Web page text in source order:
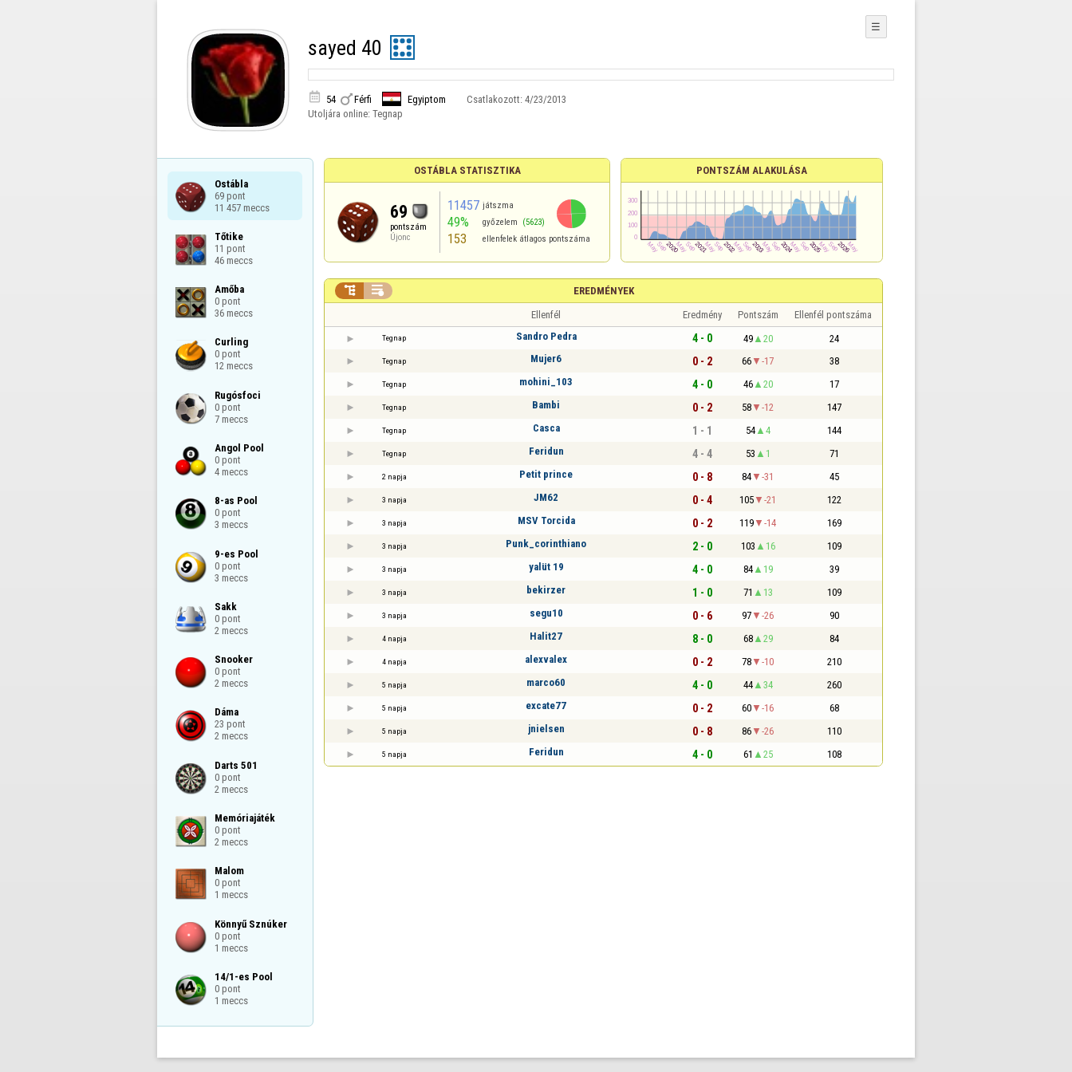
sayed 40
 54 Férfi Egyiptom Csatlakozott: 4/23/2013
Utoljára online: Tegnap
☰
Ostábla
69 pont
11 457 meccs
Tőtike
11 pont
46 meccs
Amőba
0 pont
36 meccs
Curling
0 pont
12 meccs
Rugósfoci
0 pont
7 meccs
Angol Pool
0 pont
4 meccs
8-as Pool
0 pont
3 meccs
9-es Pool
0 pont
3 meccs
Sakk
0 pont
2 meccs
Snooker
0 pont
2 meccs
Dáma
23 pont
2 meccs
Darts 501
0 pont
2 meccs
Memóriajáték
0 pont
2 meccs
Malom
0 pont
1 meccs
Könnyű Sznúker
0 pont
1 meccs
14/1-es Pool
0 pont
1 meccs
OSTÁBLA STATISZTIKA
69
pontszám
Újonc
11457 játszma
49% győzelem (5623)
153 ellenfelek átlagos pontszáma
PONTSZÁM ALAKULÁSA
EREDMÉNYEK
 
Ellenfél Eredmény Pontszám Ellenfél pontszáma
Tegnap Sandro Pedra 4 - 0 49 20 24
Tegnap Mujer6 0 - 2 66 -17 38
Tegnap mohini_103 4 - 0 46 20 17
Tegnap Bambi 0 - 2 58 -12 147
Tegnap Casca 1 - 1 54 4 144
Tegnap Feridun 4 - 4 53 1 71
2 napja Petit prince 0 - 8 84 -31 45
3 napja JM62 0 - 4 105 -21 122
3 napja MSV Torcida 0 - 2 119 -14 169
3 napja Punk_corinthiano 2 - 0 103 16 109
3 napja yalüt 19 4 - 0 84 19 39
3 napja bekirzer 1 - 0 71 13 109
3 napja segu10 0 - 6 97 -26 90
4 napja Halit27 8 - 0 68 29 84
4 napja alexvalex 0 - 2 78 -10 210
5 napja marco60 4 - 0 44 34 260
5 napja excate77 0 - 2 60 -16 68
5 napja jnielsen 0 - 8 86 -26 110
5 napja Feridun 4 - 0 61 25 108